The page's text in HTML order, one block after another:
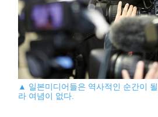
▲ 일본미디어들은 역사적인 순간이
라 여념이 없다.